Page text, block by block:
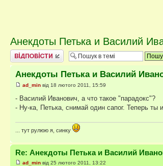
Анекдоты Петька и Василий
Відповісти
Анекдоты Петька и Василий
ad_min від 18 лютого 2011, 15:59
- Василий Иванович, а что такое "парадокс"?
- Ну-ка, Петька, снимай один сапог. Теперь ты
... тут рулюю я, синку
Re: Анекдоты Петька и Василий
ad_min від 25 лютого 2011, 13:22